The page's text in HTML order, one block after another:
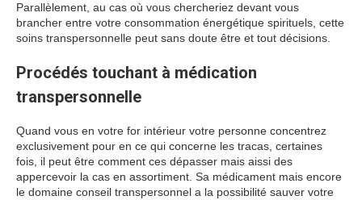
Parallèlement, au cas où vous chercheriez devant vous
brancher entre votre consommation énergétique spirituels, cette
soins transpersonnelle peut sans doute être et tout décisions.
Procédés touchant à médication
transpersonnelle
Quand vous en votre for intérieur votre personne concentrez
exclusivement pour en ce qui concerne les tracas, certaines
fois, il peut être comment ces dépasser mais aissi des
appercevoir la cas en assortiment. Sa médicament mais encore
le domaine conseil transpersonnel a la possibilité sauver votre